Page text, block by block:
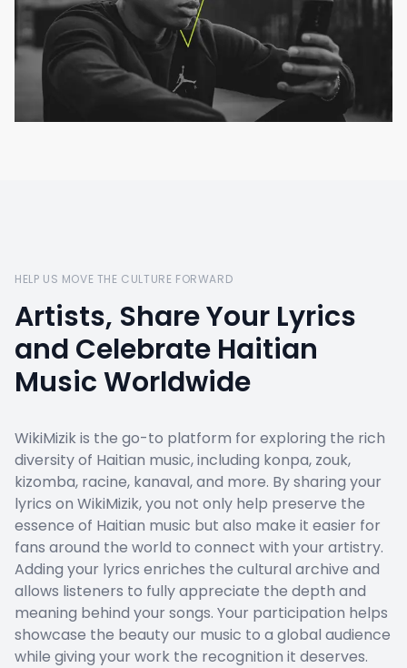
HELP US MOVE THE CULTURE FORWARD
Artists, Share Your Lyrics
and Celebrate Haitian
Music Worldwide
WikiMizik is the go-to platform for exploring the rich
diversity of Haitian music, including konpa, zouk,
kizomba, racine, kanaval, and more. By sharing your
lyrics on WikiMizik, you not only help preserve the
essence of Haitian music but also make it easier for
fans around the world to connect with your artistry.
Adding your lyrics enriches the cultural archive and
allows listeners to fully appreciate the depth and
meaning behind your songs. Your participation helps
showcase the beauty our music to a global audience
while giving your work the recognition it deserves.